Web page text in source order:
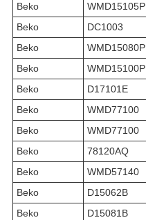
Beko
WMD15105P
Beko
DC1003
Beko
WMD15080P
Beko
WMD15100P
Beko
D17101E
Beko
WMD77100
Beko
WMD77100
Beko
78120AQ
Beko
WMD57140
Beko
D15062B
Beko
D15081B